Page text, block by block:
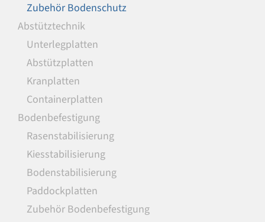
Zubehör Bodenschutz
Abstütztechnik
Unterlegplatten
Abstützplatten
Kranplatten
Containerplatten
Bodenbefestigung
Rasenstabilisierung
Kiesstabilisierung
Bodenstabilisierung
Paddockplatten
Zubehör Bodenbefestigung